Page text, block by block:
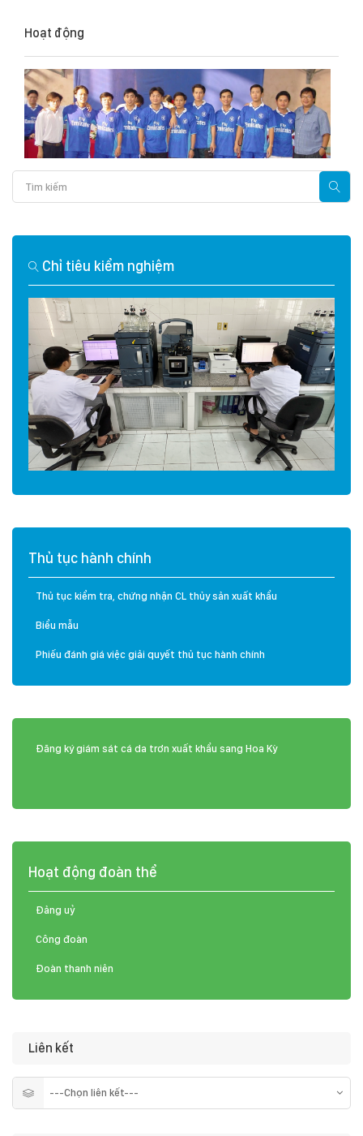
Hoạt động
Chỉ tiêu kiểm nghiệm
Thủ tục hành chính
Thủ tục kiểm tra, chứng nhận CL thủy sản xuất khẩu
Biểu mẫu
Phiếu đánh giá việc giải quyết thủ tục hành chính
Đăng ký giám sát cá da trơn xuất khẩu sang Hoa Kỳ
Hoạt động đoàn thể
Đảng uỷ
Công đoàn
Đoàn thanh niên
Liên kết